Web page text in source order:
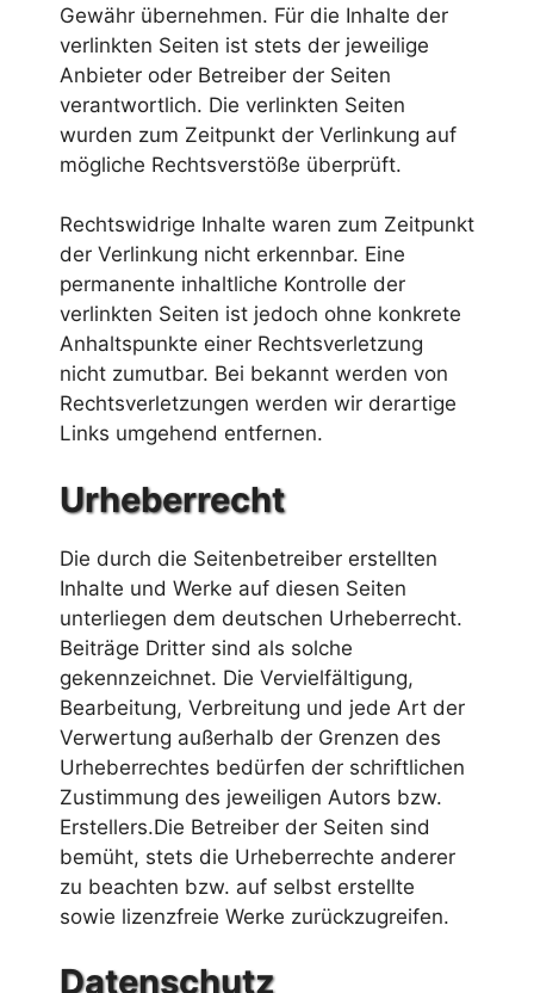
Gewähr übernehmen. Für die Inhalte der
verlinkten Seiten ist stets der jeweilige
Anbieter oder Betreiber der Seiten
verantwortlich. Die verlinkten Seiten
wurden zum Zeitpunkt der Verlinkung auf
mögliche Rechtsverstöße überprüft.
Rechtswidrige Inhalte waren zum Zeitpunkt
der Verlinkung nicht erkennbar. Eine
permanente inhaltliche Kontrolle der
verlinkten Seiten ist jedoch ohne konkrete
Anhaltspunkte einer Rechtsverletzung
nicht zumutbar. Bei bekannt werden von
Rechtsverletzungen werden wir derartige
Links umgehend entfernen.
Urheberrecht
Die durch die Seitenbetreiber erstellten
Inhalte und Werke auf diesen Seiten
unterliegen dem deutschen Urheberrecht.
Beiträge Dritter sind als solche
gekennzeichnet. Die Vervielfältigung,
Bearbeitung, Verbreitung und jede Art der
Verwertung außerhalb der Grenzen des
Urheberrechtes bedürfen der schriftlichen
Zustimmung des jeweiligen Autors bzw.
Erstellers.Die Betreiber der Seiten sind
bemüht, stets die Urheberrechte anderer
zu beachten bzw. auf selbst erstellte
sowie lizenzfreie Werke zurückzugreifen.
Datenschutz